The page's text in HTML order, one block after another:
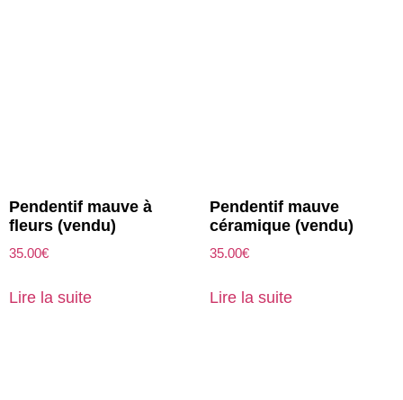
Pendentif mauve à
fleurs (vendu)
35.00€
Lire la suite
Pendentif mauve
céramique (vendu)
35.00€
Lire la suite